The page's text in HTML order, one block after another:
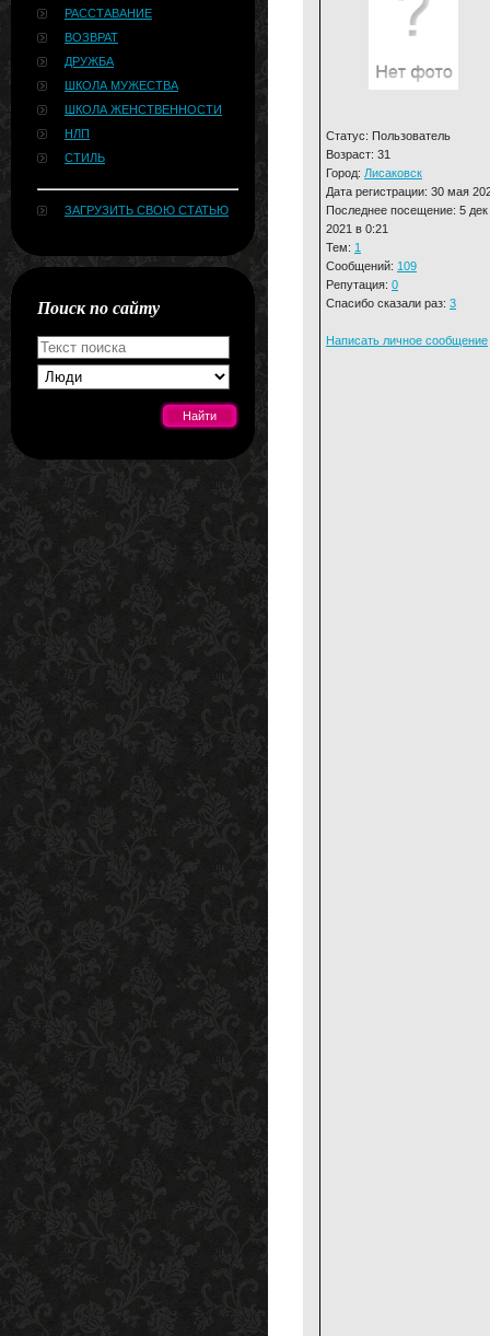
РАССТАВАНИЕ
ВОЗВРАТ
ДРУЖБА
ШКОЛА МУЖЕСТВА
ШКОЛА ЖЕНСТВЕННОСТИ
НЛП
СТИЛЬ
ЗАГРУЗИТЬ СВОЮ СТАТЬЮ
Поиск по сайту
Статус: Пользователь
Возраст: 31
Город: Лисаковск
Дата регистрации: 30 мая
Последнее посещение: 5 дек
2021 в 0:21
Тем: 1
Сообщений: 109
Репутация: 0
Спасибо сказали раз: 3
Написать личное сообщение